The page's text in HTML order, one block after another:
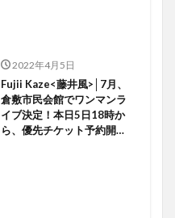
2022年4月5日
Fujii Kaze<藤井風>│7月、
倉敷市民会館でワンマンラ
イブ決定！本日5日18時か
ら、優先チケット予約開始